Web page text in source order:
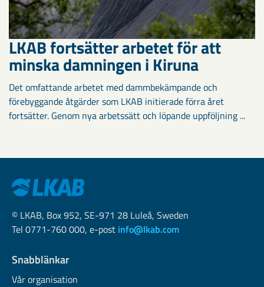
LKAB fortsätter arbetet för att
minska damningen i Kiruna
Det omfattande arbetet med dammbekämpande och
förebyggande åtgärder som LKAB initierade förra året
fortsätter. Genom nya arbetssätt och löpande uppföljning ...
© LKAB, Box 952, SE-971 28 Luleå, Sweden
Tel 0771-760 000, e-post info@lkab.com
Snabblänkar
Vår organisation